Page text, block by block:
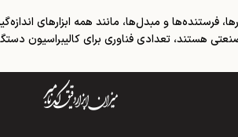
فرستنده‌ها و مبدل‌ها، مانند همه ابزارهای
صنعتی هستند، تعدادی فناوری برای کالیبراسیون